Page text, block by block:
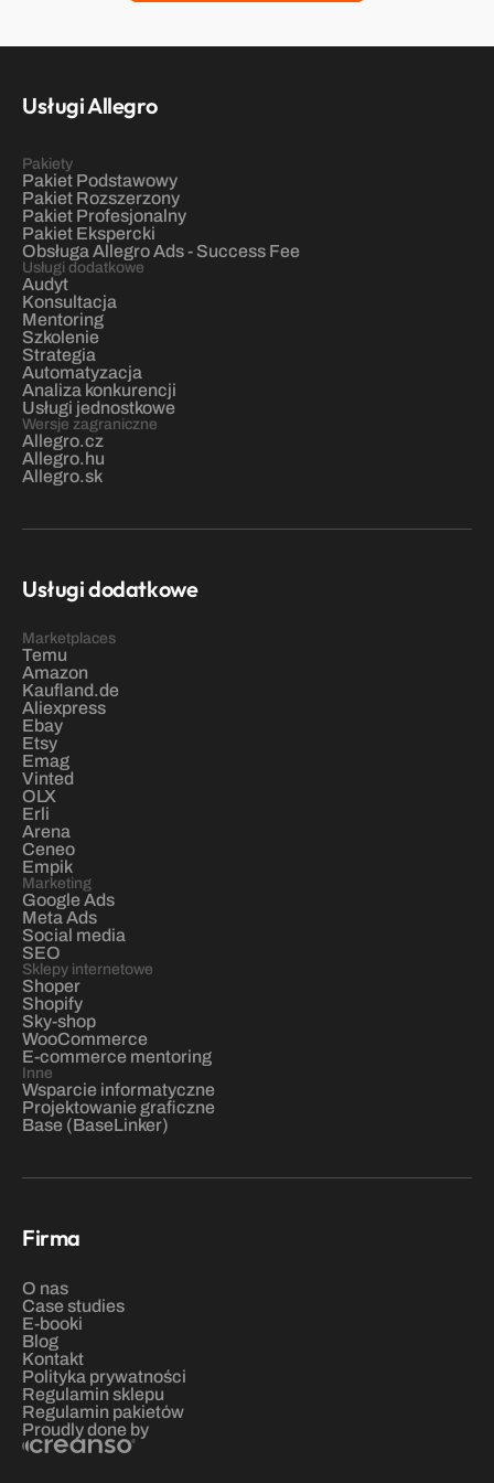
Usługi Allegro
Pakiety
Pakiet Podstawowy
Pakiet Rozszerzony
Pakiet Profesjonalny
Pakiet Ekspercki
Obsługa Allegro Ads - Success Fee
Usługi dodatkowe
Audyt
Konsultacja
Mentoring
Szkolenie
Strategia
Automatyzacja
Analiza konkurencji
Usługi jednostkowe
Wersje zagraniczne
Allegro.cz
Allegro.hu
Allegro.sk
Usługi dodatkowe
Marketplaces
Temu
Amazon
Kaufland.de
Aliexpress
Ebay
Etsy
Emag
Vinted
OLX
Erli
Arena
Ceneo
Empik
Marketing
Google Ads
Meta Ads
Social media
SEO
Sklepy internetowe
Shoper
Shopify
Sky-shop
WooCommerce
E-commerce mentoring
Inne
Wsparcie informatyczne
Projektowanie graficzne
Base (BaseLinker)
Firma
O nas
Case studies
E-booki
Blog
Kontakt
Polityka prywatności
Regulamin sklepu
Regulamin pakietów
Proudly done by